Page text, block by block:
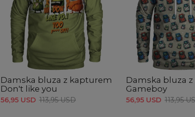
Damska bluza z kapturem
Don't like you
56,95 USD 113,95 USD
Damska bluza
Gameboy
56,95 USD 113,95